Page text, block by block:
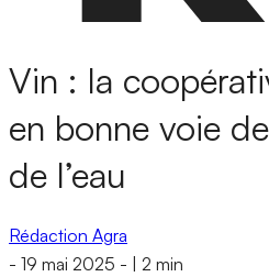
Vin : la
en bonne voie
de l’eau
Rédaction Agra
- 19 mai 2025 - 2 min